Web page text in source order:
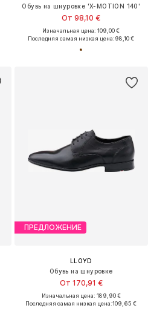
Обувь на шнуровке 'X-MOTION 140'
От 98,10 €
Изначальная цена: 109,00 €
Последняя самая низкая цена:98,10 €
ПРЕДЛОЖЕНИЕ
LLOYD
Обувь на шнуровке
От 170,91 €
Изначальная цена: 189,90 €
Последняя самая низкая цена:109,65 €